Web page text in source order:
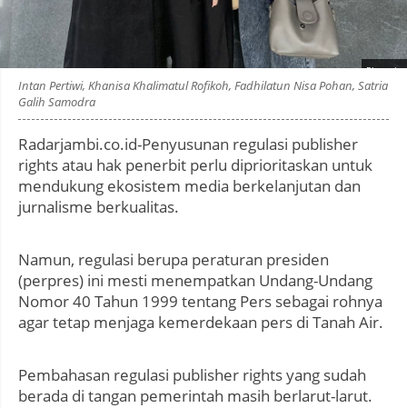
Photo by
:
Intan Pertiwi, Khanisa Khalimatul Rofikoh, Fadhilatun Nisa Pohan, Satria
Galih Samodra
Radarjambi.co.id-Penyusunan regulasi publisher
rights atau hak penerbit perlu diprioritaskan untuk
mendukung ekosistem media berkelanjutan dan
jurnalisme berkualitas.
Namun, regulasi berupa peraturan presiden
(perpres) ini mesti menempatkan Undang-Undang
Nomor 40 Tahun 1999 tentang Pers sebagai rohnya
agar tetap menjaga kemerdekaan pers di Tanah Air.
Pembahasan regulasi publisher rights yang sudah
berada di tangan pemerintah masih berlarut-larut.